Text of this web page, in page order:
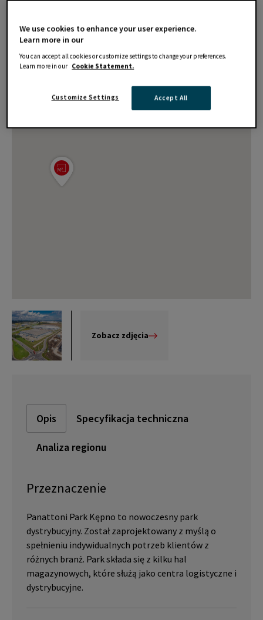
Zobacz zdjęcia
Opis Specyfikacja techniczna
Analiza regionu
Przeznaczenie
Panattoni Park Kępno to nowoczesny park
dystrybucyjny. Został zaprojektowany z myślą o
spełnieniu indywidualnych potrzeb klientów z
różnych branż. Park składa się z kilku hal
magazynowych, które służą jako centra logistyczne i
dystrybucyjne.
We use cookies to enhance your user experience.
Learn more in our
You can accept all cookies or customize settings to change your preferences.
Learn more in our Cookie Statement.
Accept All
Customize Settings